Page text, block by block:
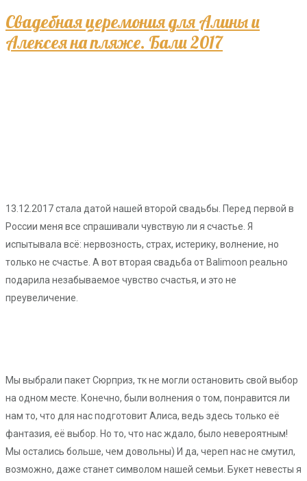
Свадебная церемония для Алины и
Алексея на пляже. Бали 2017
13.12.2017 стала датой нашей второй свадьбы. Перед первой в
России меня все спрашивали чувствую ли я счастье. Я
испытывала всё: нервозность, страх, истерику, волнение, но
только не счастье. А вот вторая свадьба от Balimoon реально
подарила незабываемое чувство счастья, и это не
преувеличение.
Мы выбрали пакет Сюрприз, тк не могли остановить свой выбор
на одном месте. Конечно, были волнения о том, понравится ли
нам то, что для нас подготовит Алиса, ведь здесь только её
фантазия, её выбор. Но то, что нас ждало, было невероятным!
Мы остались больше, чем довольны) И да, череп нас не смутил,
возможно, даже станет символом нашей семьи. Букет невесты я